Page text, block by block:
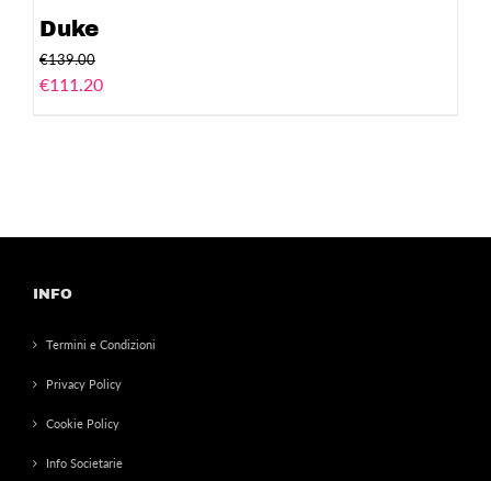
Duke
€139.00
€111.20
INFO
Termini e Condizioni
Privacy Policy
Cookie Policy
Info Societarie